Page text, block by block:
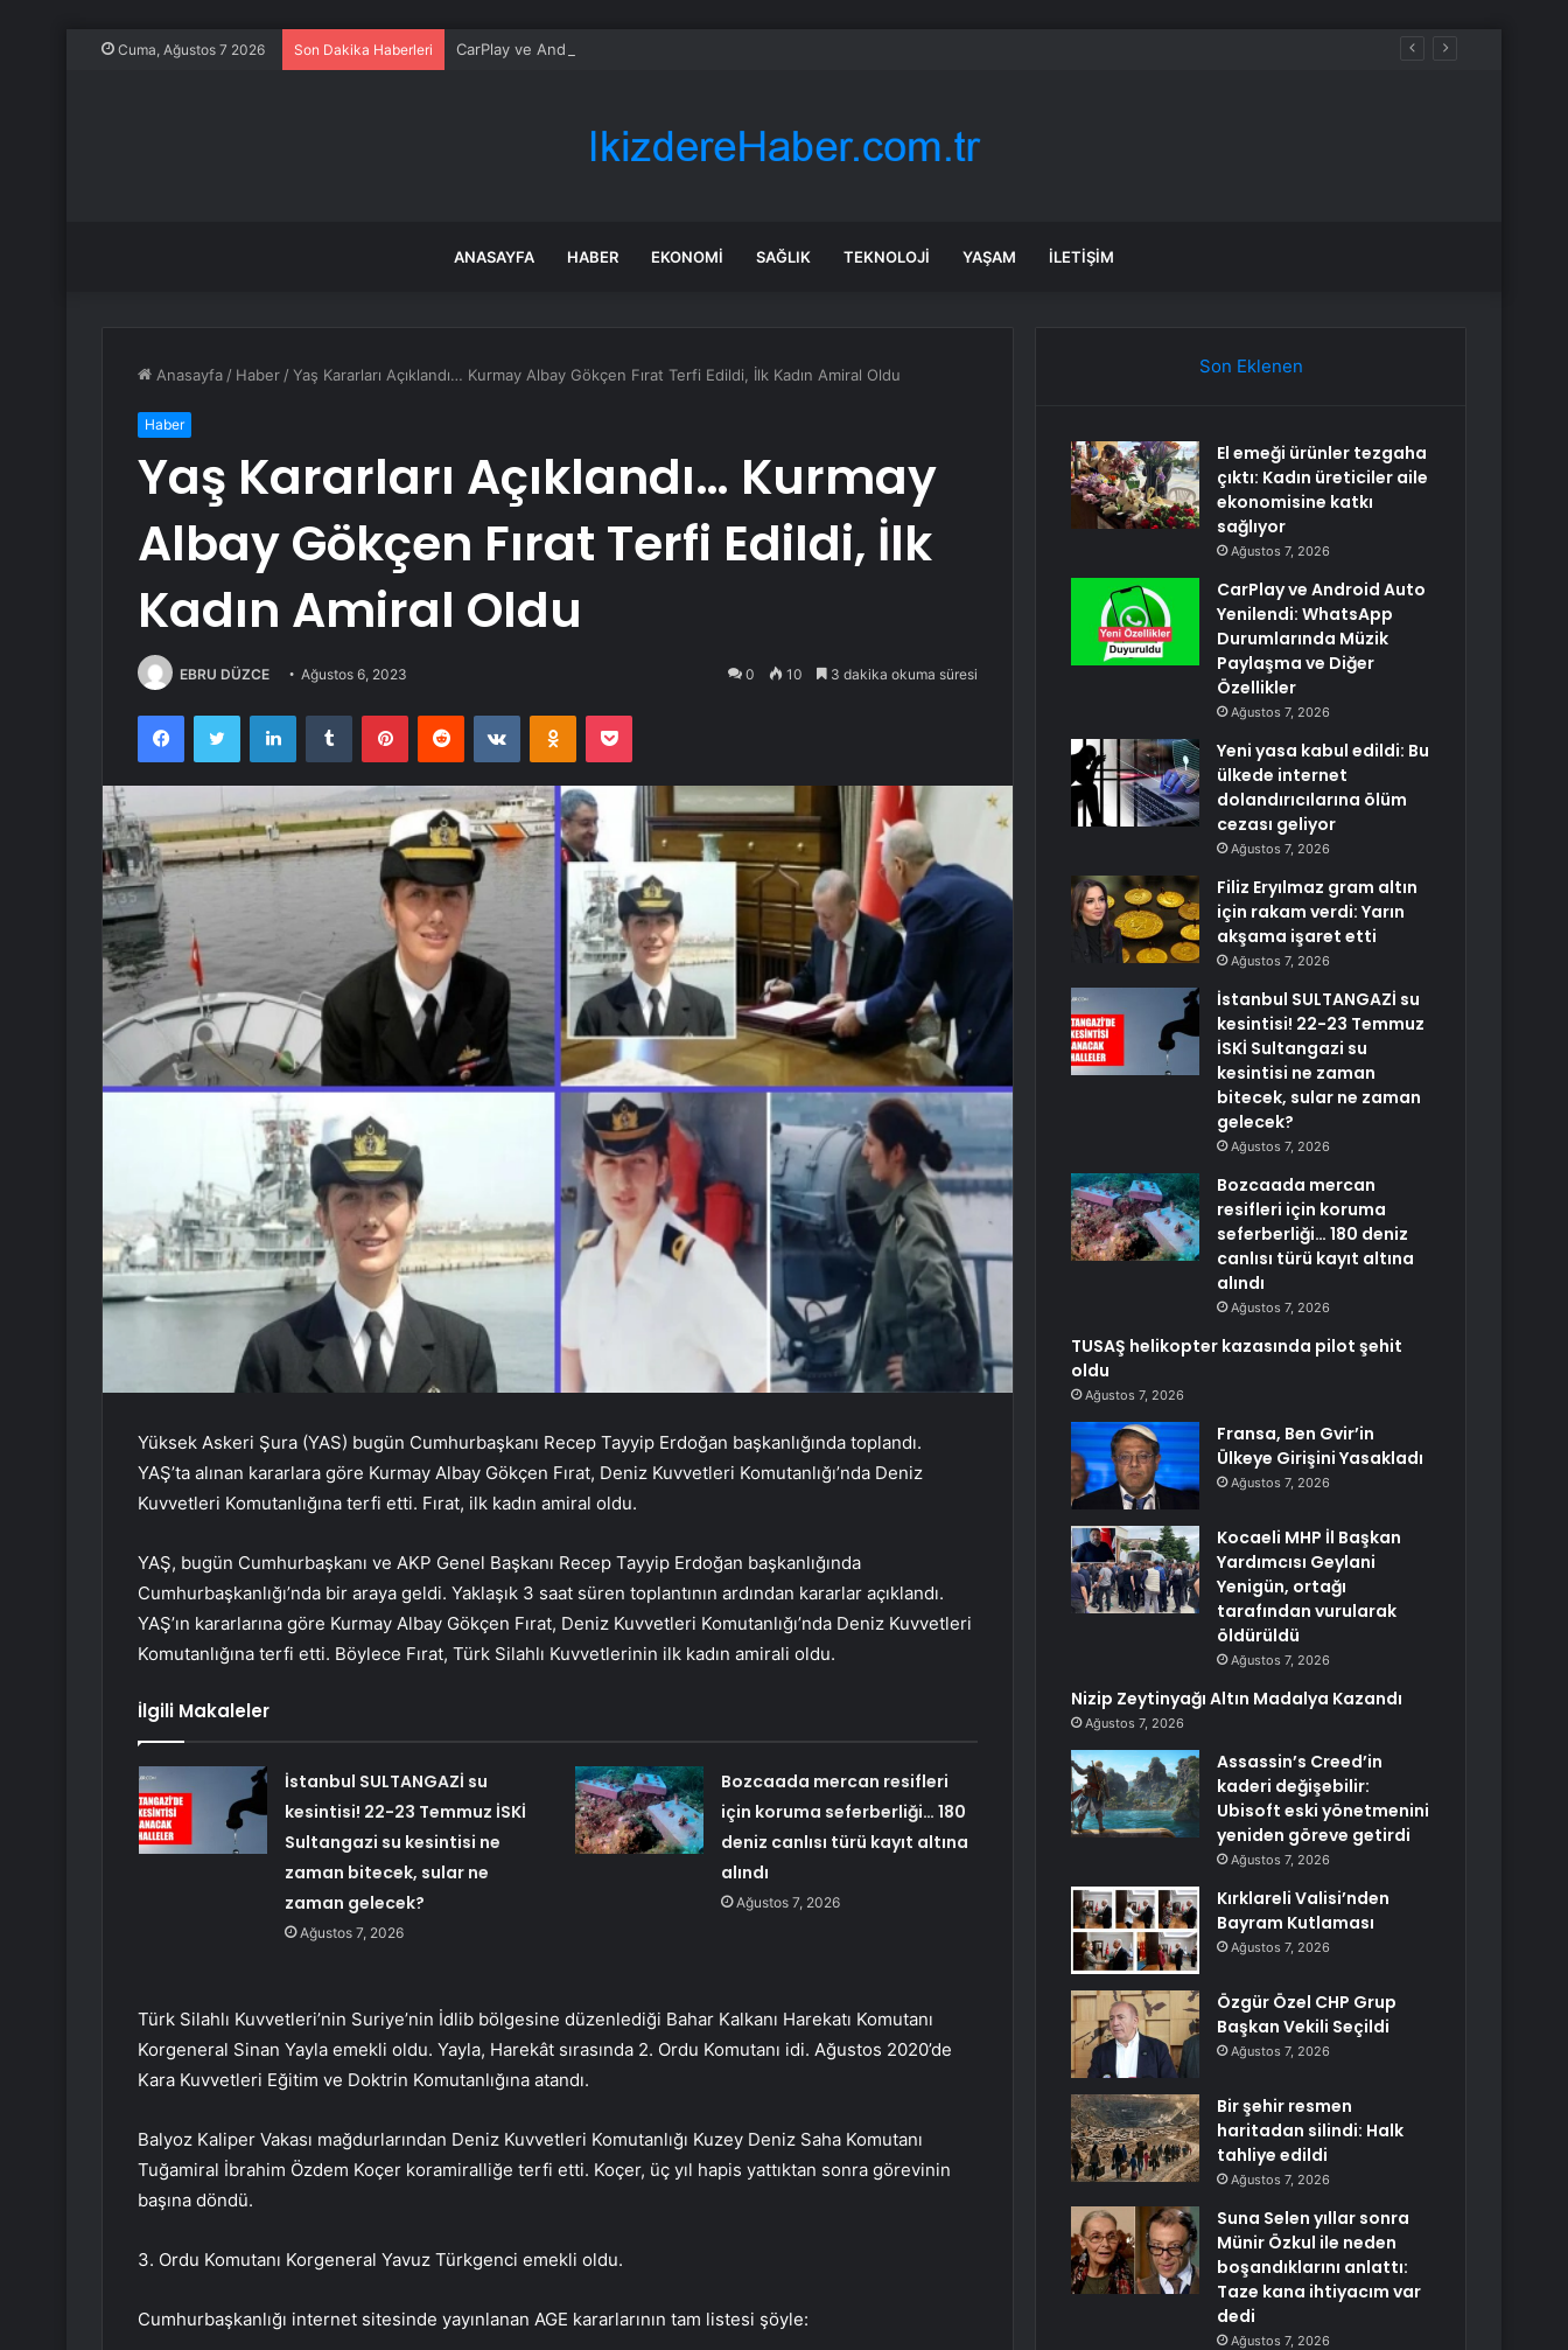
Cuma, Ağustos 7 2026 Son Dakika Haberleri CarPlay ve Android Auto Yenilendi: WhatsApp Durumlarında Müzik Paylaşma ve Diğer Özellikler
ANASAYFA HABER EKONOMI SAĞLIK TEKNOLOJI YAŞAM İLETIŞIM
Anasayfa / Haber /Yaş Kararları Açıklandı… Kurmay Albay Gökçen Fırat Terfi Edildi, İlk Kadın Amiral Oldu
Haber
Yaş Kararları Açıklandı… Kurmay
Albay Gökçen Fırat Terfi Edildi, İlk
Kadın Amiral Oldu
EBRU DÜZCE Ağustos 6, 2023 0 10 3 dakika okuma süresi
FacebookTwitter LinkedInTumblr PinterestReddit VKontakteOdnoklassniki
Pocket
Yüksek Askeri Şura (YAS) bugün Cumhurbaşkanı Recep Tayyip Erdoğan başkanlığında toplandı.
YAŞ’ta alınan kararlara göre Kurmay Albay Gökçen Fırat, Deniz Kuvvetleri Komutanlığı’nda Deniz
Kuvvetleri Komutanlığına terfi etti. Fırat, ilk kadın amiral oldu.
YAŞ, bugün Cumhurbaşkanı ve AKP Genel Başkanı Recep Tayyip Erdoğan başkanlığında
Cumhurbaşkanlığı’nda bir araya geldi. Yaklaşık 3 saat süren toplantının ardından kararlar açıklandı.
YAŞ’ın kararlarına göre Kurmay Albay Gökçen Fırat, Deniz Kuvvetleri Komutanlığı’nda Deniz Kuvvetleri
Komutanlığına terfi etti. Böylece Fırat, Türk Silahlı Kuvvetlerinin ilk kadın amirali oldu.
İlgili Makaleler
İstanbul SULTANGAZİ su
kesintisi! 22-23 Temmuz İSKİ
Sultangazi su kesintisi ne
zaman bitecek, sular ne
zaman gelecek?
Ağustos 7, 2026
Bozcaada mercan resifleri
için koruma seferberliği… 180
deniz canlısı türü kayıt altına
alındı
Ağustos 7, 2026
Türk Silahlı Kuvvetleri’nin Suriye’nin İdlib bölgesine düzenlediği Bahar Kalkanı Harekatı Komutanı
Korgeneral Sinan Yayla emekli oldu. Yayla, Harekât sırasında 2. Ordu Komutanı idi. Ağustos 2020’de
Kara Kuvvetleri Eğitim ve Doktrin Komutanlığına atandı.
Balyoz Kaliper Vakası mağdurlarından Deniz Kuvvetleri Komutanlığı Kuzey Deniz Saha Komutanı
Tuğamiral İbrahim Özdem Koçer koramiralliğe terfi etti. Koçer, üç yıl hapis yattıktan sonra görevinin
başına döndü.
3. Ordu Komutanı Korgeneral Yavuz Türkgenci emekli oldu.
Cumhurbaşkanlığı internet sitesinde yayınlanan AGE kararlarının tam listesi şöyle:
Son Eklenen
El emeği ürünler tezgaha
çıktı: Kadın üreticiler aile
ekonomisine katkı
sağlıyor
Ağustos 7, 2026
CarPlay ve Android Auto
Yenilendi: WhatsApp
Durumlarında Müzik
Paylaşma ve Diğer
Özellikler
Ağustos 7, 2026
Yeni yasa kabul edildi: Bu
ülkede internet
dolandırıcılarına ölüm
cezası geliyor
Ağustos 7, 2026
Filiz Eryılmaz gram altın
için rakam verdi: Yarın
akşama işaret etti
Ağustos 7, 2026
İstanbul SULTANGAZİ su
kesintisi! 22-23 Temmuz
İSKİ Sultangazi su
kesintisi ne zaman
bitecek, sular ne zaman
gelecek?
Ağustos 7, 2026
Bozcaada mercan
resifleri için koruma
seferberliği… 180 deniz
canlısı türü kayıt altına
alındı
Ağustos 7, 2026
TUSAŞ helikopter kazasında pilot şehit
oldu
Ağustos 7, 2026
Fransa, Ben Gvir’in
Ülkeye Girişini Yasakladı
Ağustos 7, 2026
Kocaeli MHP İl Başkan
Yardımcısı Geylani
Yenigün, ortağı
tarafından vurularak
öldürüldü
Ağustos 7, 2026
Nizip Zeytinyağı Altın Madalya Kazandı
Ağustos 7, 2026
Assassin’s Creed’in
kaderi değişebilir:
Ubisoft eski yönetmenini
yeniden göreve getirdi
Ağustos 7, 2026
Kırklareli Valisi’nden
Bayram Kutlaması
Ağustos 7, 2026
Özgür Özel CHP Grup
Başkan Vekili Seçildi
Ağustos 7, 2026
Bir şehir resmen
haritadan silindi: Halk
tahliye edildi
Ağustos 7, 2026
Suna Selen yıllar sonra
Münir Özkul ile neden
boşandıklarını anlattı:
Taze kana ihtiyacım var
dedi
Ağustos 7, 2026